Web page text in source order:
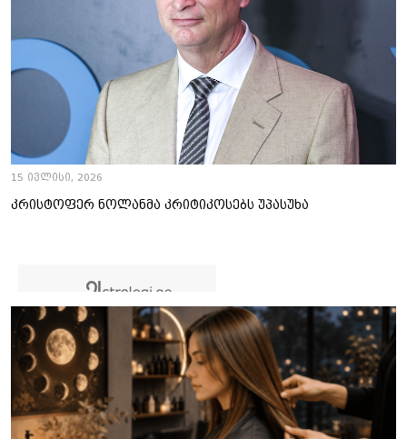
15 ივლისი, 2026
კრისტოფერ ნოლანმა კრიტიკოსებს უპასუხა